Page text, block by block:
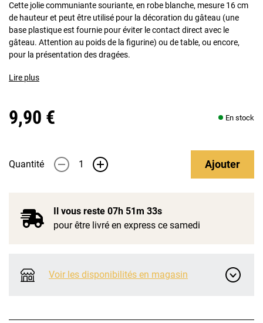
Cette jolie communiante souriante, en robe blanche, mesure 16 cm
de hauteur et peut être utilisé pour la décoration du gâteau (une
base plastique est fournie pour éviter le contact direct avec le
gâteau. Attention au poids de la figurine) ou de table, ou encore,
pour la présentation des dragées.
Lire plus
9,90 € En stock
Quantité - + Ajouter
Il vous reste 07h 51m 33s
pour être livré en express ce samedi
Voir les disponibilités en magasin